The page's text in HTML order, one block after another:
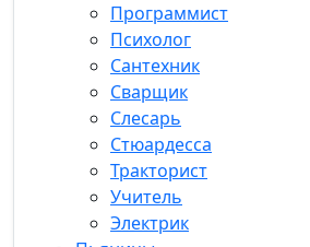
Программист
Психолог
Сантехник
Сварщик
Слесарь
Стюардесса
Тракторист
Учитель
Электрик